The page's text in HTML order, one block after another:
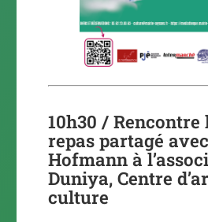
10h30 /
repas partagé
Hofmann à
Duniya, Centre
culture